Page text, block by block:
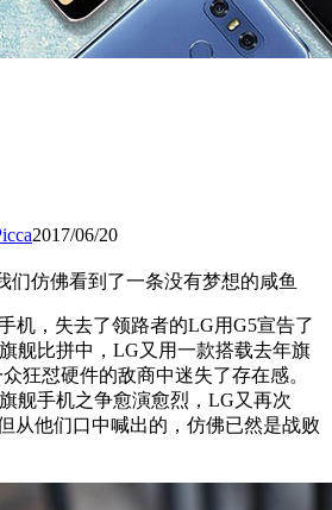
2017/06/20
们仿佛看到了一条没有梦想的咸鱼
机，失去了领路者的LG用G5宣告了
舰比拼中，LG又用一款搭载去年旗
狂怼硬件的敌商中迷失了存在感。
舰手机之争愈演愈烈，LG又再次
从他们口中喊出的，仿佛已然是战败